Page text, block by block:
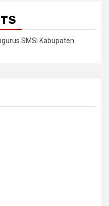
SMSI Kabupaten